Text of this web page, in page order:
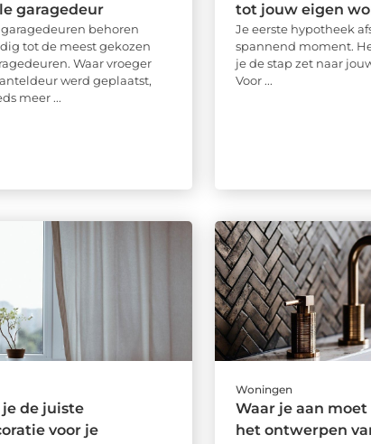
garagedeur
behoren
tot de meest gekozen
Waar vroeger
werd geplaatst,
meer ...
tot jouw eigen
Je eerste hypotheek
spannend moment.
je de stap zet naar
Voor ...
je de juiste
voor je
Woningen
Waar je aan
het ontwerpen